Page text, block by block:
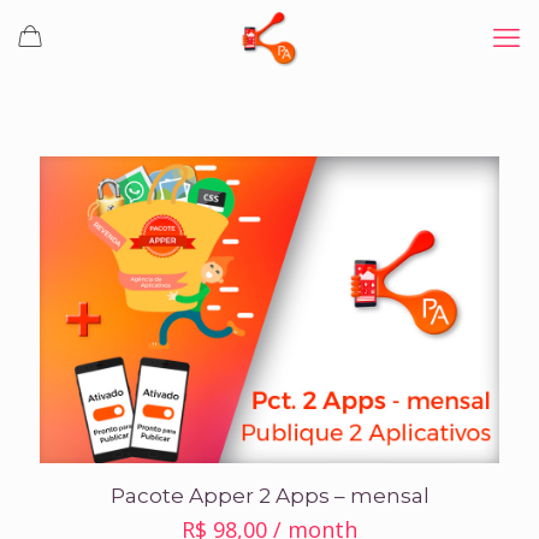
Pacote Apper 2 Apps – mensal
R$ 98,00 / month